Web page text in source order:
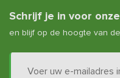
Schrijf je in voor
en blijf op de hoogte van